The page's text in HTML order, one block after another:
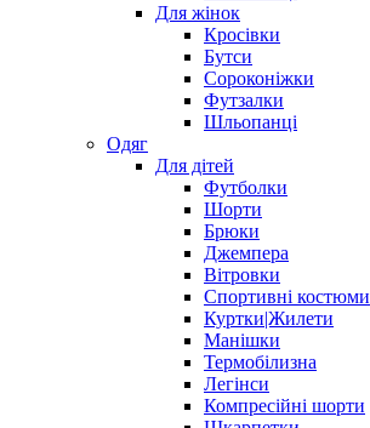
Для жінок
Кросівки
Бутси
Сороконіжки
Футзалки
Шльопанці
Одяг
Для дітей
Футболки
Шорти
Брюки
Джемпера
Вітровки
Спортивні костюми
Куртки|Жилети
Манішки
Термобілизна
Легінси
Компресійні шорти